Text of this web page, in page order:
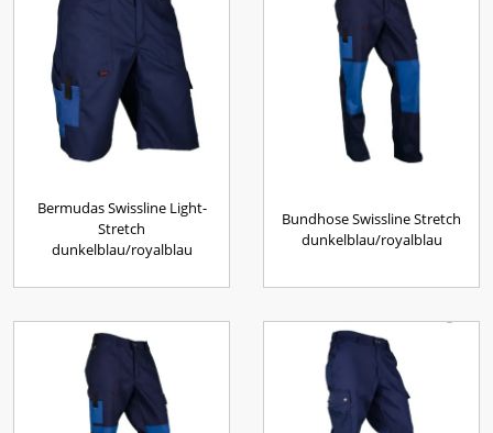
Bermudas Swissline Light-
Stretch
dunkelblau/royalblau
Bundhose Swissline Stretch
dunkelblau/royalblau